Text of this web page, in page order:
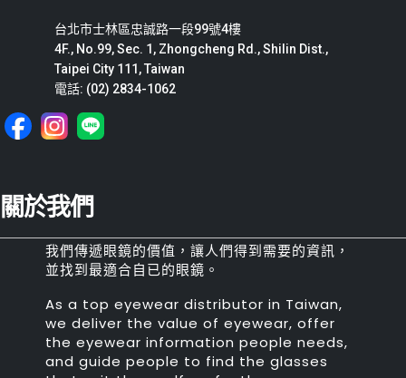
台北市士林區忠誠路一段99號4樓
4F., No.99, Sec. 1, Zhongcheng Rd., Shilin Dist.,
Taipei City 111, Taiwan
電話: (02) 2834-1062
關於我們
我們傳遞眼鏡的價值，讓人們得到需要的資訊，
並找到最適合自已的眼鏡。
As a top eyewear distributor in Taiwan,
we deliver the value of eyewear, offer
the eyewear information people needs,
and guide people to find the glasses